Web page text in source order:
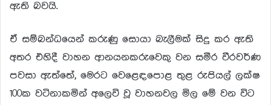
ඇති බවයි.
ඒ සම්බන්ධයෙන් කරුණු සොයා බැලීමක් සිදු කර ඇති
අතර එහිදී වාහන ආනයනකරුවෙකු වන සමීර වීරවර්ණ
පවසා ඇත්තේ, මෙරට වෙළෙඳපොළ තුළ රුපියල් ලක්ෂ
100ක වටිනාකමින් අලෙවි වූ වාහනවල මිල මේ වන විට